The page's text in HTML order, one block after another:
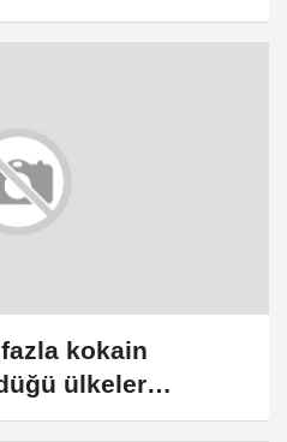
kokain
ülkeler
Zelanda oldu